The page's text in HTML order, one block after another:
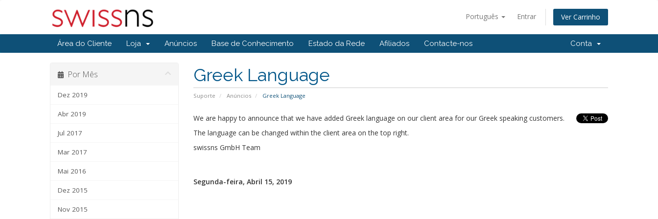
Português Entrar Ver Carrinho
Área do Cliente Loja Anúncios Base de Conhecimento Estado da Rede Afiliados Contacte-nos Conta
Greek Language
Suporte Anúncios Greek Language
Por Mês
Dez 2019
Abr 2019
Jul 2017
Mar 2017
Mai 2016
Dez 2015
Nov 2015
We are happy to announce that we have added Greek language on our client area for our Greek speaking customers.
The language can be changed within the client area on the top right.
swissns GmbH Team
Segunda-feira, Abril 15, 2019